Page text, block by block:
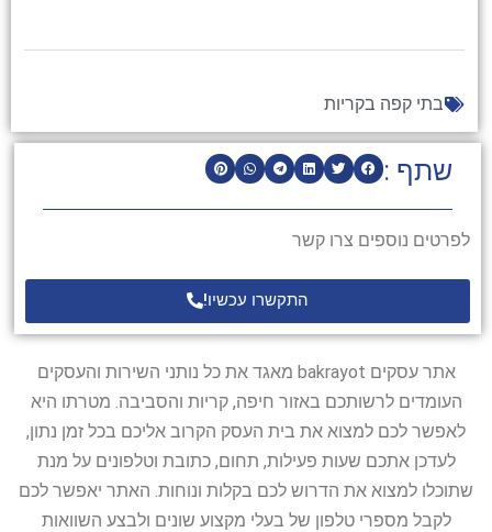
שתף :
לפרטים נוספים צרו קשר
התקשרו עכשיו!
בתי קפה בקריות
אתר עסקים bakrayot מאגד את כל נותני השירות והעסקים
העומדים לרשותכם באזור חיפה, קריות והסביבה. מטרתו היא
לאפשר לכם למצוא את בית העסק הקרוב אליכם בכל זמן נתון,
לעדכן אתכם שעות פעילות, תחום, כתובת וטלפונים על מנת
שתוכלו למצוא את הדרוש לכם בקלות ונוחות. האתר יאפשר לכם
לקבל מספרי טלפון של בעלי מקצוע שונים ולבצע השוואות